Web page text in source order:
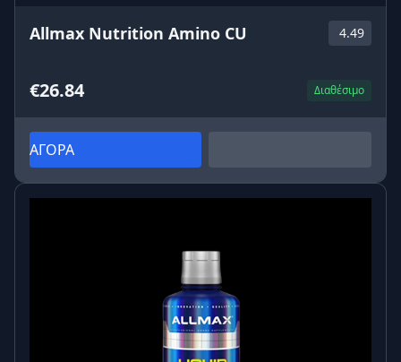
Allmax Nutrition Amino CU 4.49
€26.84 Διαθέσιμο
ΑΓΟΡΑ